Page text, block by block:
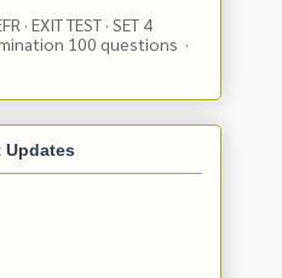
· EXIT TEST · SET 4
100 questions ·
Updates